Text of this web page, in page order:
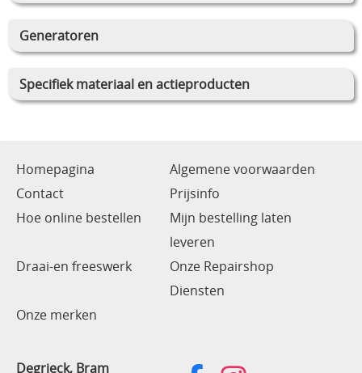
Generatoren
Specifiek materiaal en actieproducten
Homepagina
Algemene voorwaarden
Contact
Prijsinfo
Hoe online bestellen
Mijn bestelling laten
leveren
Draai-en freeswerk
Onze Repairshop
Diensten
Onze merken
Degrieck, Bram